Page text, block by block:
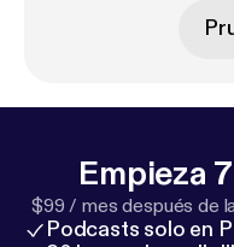
Empieza
$99 / mes después de
Podcasts solo en